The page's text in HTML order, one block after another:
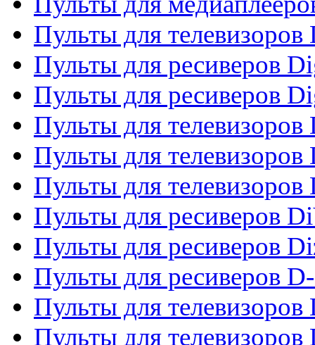
Пульты для телевизоров
Пульты для ресиверов
Пульты для ресиверов
Пульты для
Пульты для
Пульты для телевизоров
Пульты для ресиверов
Пульты для ресиверов
Пульты для ресиверов
Пульты для телевизоров
Пульты для